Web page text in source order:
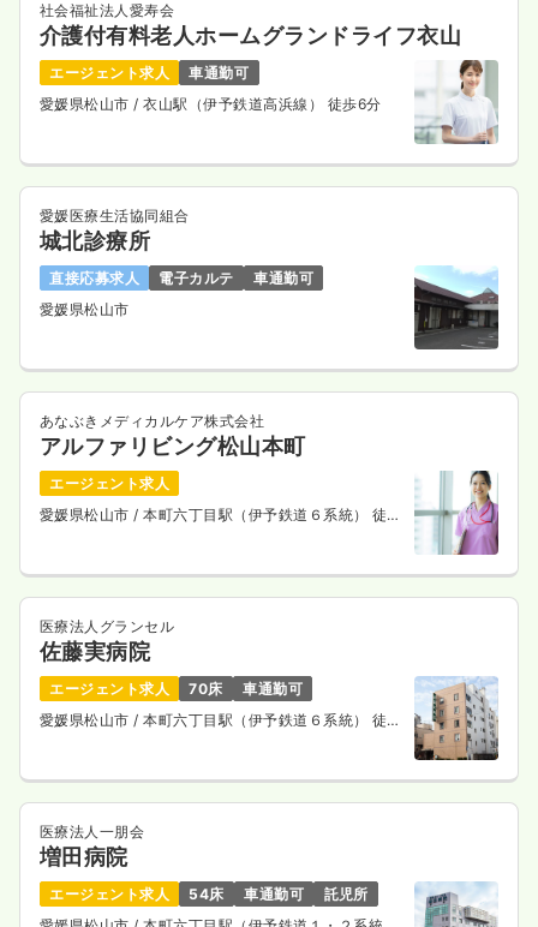
社会福祉法人愛寿会
介護付有料老人ホームグランドライフ衣山
エージェント求人
車通勤可
愛媛県松山市 / 衣山駅（伊予鉄道高浜線） 徒歩6分
愛媛医療生活協同組合
城北診療所
直接応募求人 電子カルテ
車通勤可
愛媛県松山市
あなぶきメディカルケア株式会社
アルファリビング松山本町
エージェント求人
愛媛県松山市 / 本町六丁目駅（伊予鉄道６系統） 徒歩
医療法人グランセル
佐藤実病院
エージェント求人 70床
車通勤可
愛媛県松山市 / 本町六丁目駅（伊予鉄道６系統） 徒歩
医療法人一朋会
増田病院
エージェント求人 54床 車通勤可
託児所